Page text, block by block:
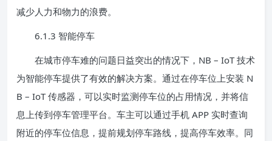
减少人力和物力的浪费。
6.1.3 智能停车
在城市停车难的问题日益突出的情况下，NB – IoT 技术
为智能停车提供了有效的解决方案。通过在停车位上安装 N
B – IoT 传感器，可以实时监测停车位的占用情况，并将信
息上传到停车管理平台。车主可以通过手机 APP 实时查询
附近的停车位信息，提前规划停车路线，提高停车效率。同